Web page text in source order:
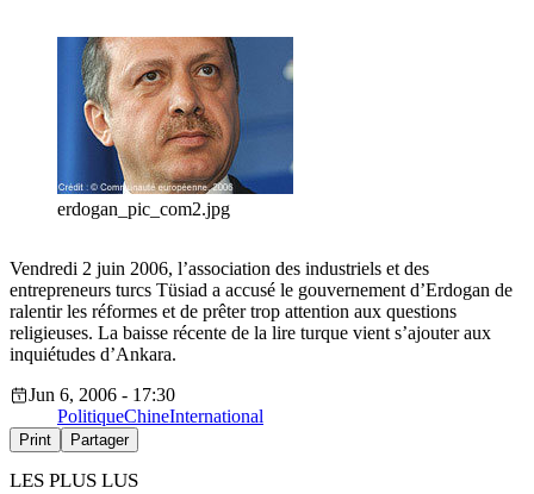
erdogan_pic_com2.jpg
Vendredi 2 juin 2006, l’association des industriels et des
entrepreneurs turcs Tüsiad a accusé le gouvernement d’Erdogan de
ralentir les réformes et de prêter trop attention aux questions
religieuses. La baisse récente de la lire turque vient s’ajouter aux
inquiétudes d’Ankara.
Jun 6, 2006 - 17:30
PolitiqueChineInternational
Print Partager
LES PLUS LUS